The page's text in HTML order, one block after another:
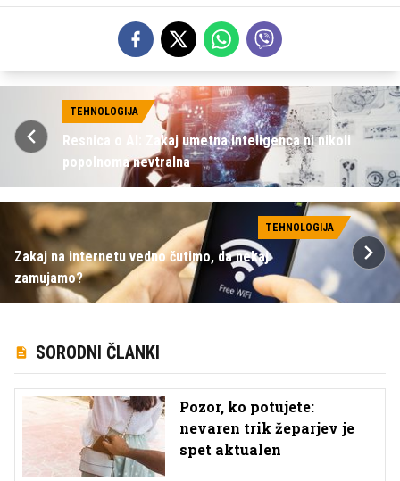
TEHNOLOGIJA
Resnica o AI: Zakaj umetna inteligenca ni nikoli
popolnoma nevtralna
TEHNOLOGIJA
Zakaj na internetu vedno čutimo, da nekaj
zamujamo?
SORODNI ČLANKI
Pozor, ko potujete:
nevaren trik žeparjev je
spet aktualen